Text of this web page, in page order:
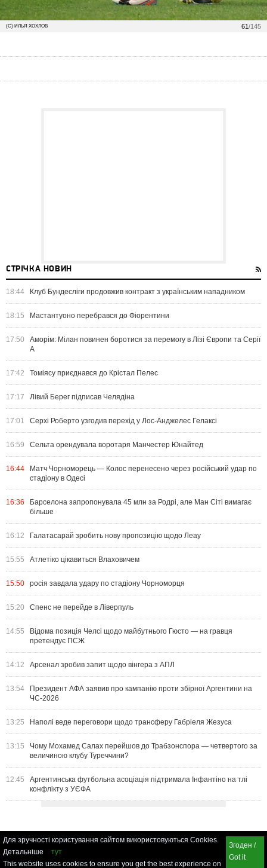
61/145
(С) ИЛЬЯ ХОХЛОВ
СТРІЧКА НОВИН
18:44 Клуб Бундесліги продовжив контракт з українським нападником
18:15 Мастантуоно перебрався до Фіорентини
17:50
Аморім: Мілан повинен боротися за перемогу в Лізі Європи та Серії
А
17:42 Томіясу приєднався до Крістал Пелес
17:17 Лівий Берег підписав Челядіна
17:01 Серхі Роберто узгодив перехід у Лос-Анджелес Гелаксі
16:59 Сельта орендувала воротаря Манчестер Юнайтед
16:44
Матч Чорноморець — Колос перенесено через російський удар по
стадіону в Одесі
16:36
Барселона запропонувала 45 млн за Родрі, але Ман Сіті вимагає
більше
16:12 Галатасарай зробить нову пропозицію щодо Леау
15:55 Атлетіко цікавиться Влаховичем
15:50 росія завдала удару по стадіону Чорноморця
15:20 Спенс не перейде в Ліверпуль
14:55
Відома позиція Челсі щодо майбутнього Гюсто — на гравця
претендує ПСЖ
14:12 Арсенал зробив запит щодо вінгера з АПЛ
13:54
Президент АФА заявив про кампанію проти збірної Аргентини на
ЧС-2026
13:25 Наполі веде переговори щодо трансферу Габріеля Жезуса
13:15
Чому Мохамед Салах перейшов до Трабзонспора — четвертого за
величиною клубу Туреччини?
12:45
Аргентинська футбольна асоціація підтримала Інфантіно на тлі
конфлікту з УЄФА
Для зручності користування сайтом використовуються Cookies.
Детальніше
тут
This website uses cookies to ensure you get the best experience on
Згоден /
Got it